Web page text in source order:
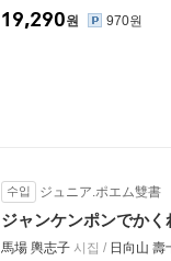
19,290원 970원
수입 ジュニア.ポエム雙書
ジャンケンポンでかく
馬場 輿志子 시집 / 日向山 壽